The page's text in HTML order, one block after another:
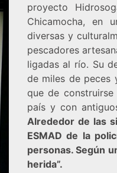
proyecto
Chicamocha, en
diversas y
pescadores
ligadas al río. Su
de miles de peces
que de
país y con
Alrededor de las
ESMAD de la
personas. Según
herida”.